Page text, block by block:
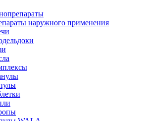
наружного применения